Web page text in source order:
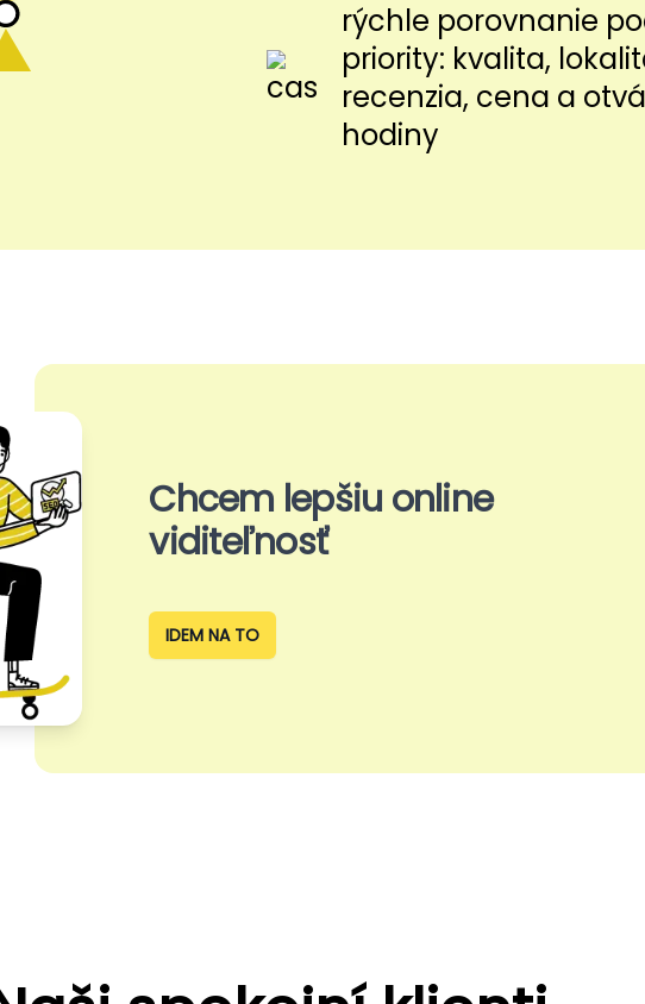
rýchle porovnanie
priority: kvalita,
recenzia, cena a
hodiny
Chcem lepšiu online
viditeľnosť
IDEM NA TO